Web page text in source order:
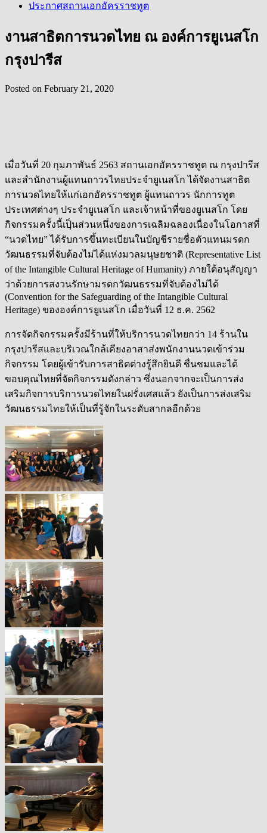
ประกาศสถานเอกอัครราชทูต
งานสาธิตการนวดไทย ณ องค์การยูเนสโก
กรุงปารีส
Posted on February 21, 2020
เมื่อวันที่ 20 กุมภาพันธ์ 2563 สถานเอกอัครราชทูต ณ กรุงปารีส
และสำนักงานผู้แทนถาวรไทยประจำยูเนสโก ได้จัดงานสาธิต
การนวดไทยให้แก่เอกอัครราชทูต ผู้แทนถาวร นักการทูต
ประเทศต่างๆ ประจำยูเนสโก และเจ้าหน้าที่ของยูเนสโก โดย
กิจกรรมครั้งนี้เปฺ็นส่วนหนึ่งของการเฉลิมฉลองเนื่องในโอกาสที่
“นวดไทย” ได้รับการขึ้นทะเบียนในบัญชีรายชื่อตัวแทนมรดก
วัฒนธรรมที่จับต้องไม่ได้แห่งมวลมนุษยชาติ (Representative List
of the Intangible Cultural Heritage of Humanity) ภายใต้อนุสัญญา
ว่าด้วยการสงวนรักษามรดกวัฒนธรรมที่จับต้องไม่ได้
(Convention for the Safeguarding of the Intangible Cultural
Heritage) ขององค์การยูเนสโก เมื่อวันที่ 12 ธ.ค. 2562
การจัดกิจกรรมครั้งมีร้านที่ให้บริการนวดไทยกว่า 14 ร้านใน
กรุงปารีสและบริเวณใกล้เคียงอาสาส่งพนักงานนวดเข้าร่วม
กิจกรรม โดยผู้เข้ารับการสาธิตต่างรู้สึกยินดี ชื่นชมและได้
ขอบคุณไทยที่จัดกิจกรรมดังกล่าว ซึ่งนอกจากจะเป็นการส่ง
เสริมกิจการบริการนวดไทยในฝรั่งเศสแล้ว ยังเป็นการส่งเสริม
วัฒนธรรมไทยให้เป็นที่รู้จักในระดับสากลอีกด้วย